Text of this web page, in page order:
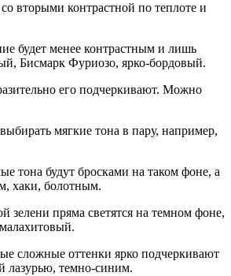
вторыми контрастной по теплоте и
будет менее контрастным и лишь
Бисмарк Фуриозо, ярко-бордовый.
его подчеркивают. Можно
мягкие тона в пару, например,
тона будут бросками на таком фоне, а
хаки, болотным.
зелени пряма светятся на темном фоне,
сложные оттенки ярко подчеркивают
лазурью, темно-синим.